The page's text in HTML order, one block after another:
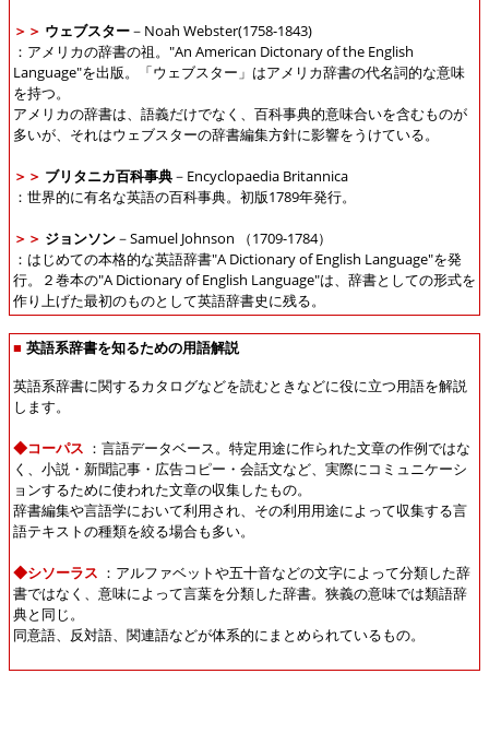
＞＞ ウェブスター－Noah Webster(1758-1843)
：アメリカの辞書の祖。"An American Dictonary of the English
Language"を出版。「ウェブスター」はアメリカ辞書の代名詞的な意味
を持つ。
アメリカの辞書は、語義だけでなく、百科事典的意味合いを含むものが
多いが、それはウェブスターの辞書編集方針に影響をうけている。
＞＞ ブリタニカ百科事典－Encyclopaedia Britannica
：世界的に有名な英語の百科事典。初版1789年発行。
＞＞ ジョンソン－Samuel Johnson （1709-1784）
：はじめての本格的な英語辞書"A Dictionary of English Language"を発
行。２巻本の"A Dictionary of English Language"は、辞書としての形式を
作り上げた最初のものとして英語辞書史に残る。
■ 英語系辞書を知るための用語解説
英語系辞書に関するカタログなどを読むときなどに役に立つ用語を解説
します。
◆コーパス ：言語データベース。特定用途に作られた文章の作例ではな
く、小説・新聞記事・広告コピー・会話文など、実際にコミュニケーシ
ョンするために使われた文章の収集したもの。
辞書編集や言語学において利用され、その利用用途によって収集する言
語テキストの種類を絞る場合も多い。
◆シソーラス ：アルファベットや五十音などの文字によって分類した辞
書ではなく、意味によって言葉を分類した辞書。狭義の意味では類語辞
典と同じ。
同意語、反対語、関連語などが体系的にまとめられているもの。